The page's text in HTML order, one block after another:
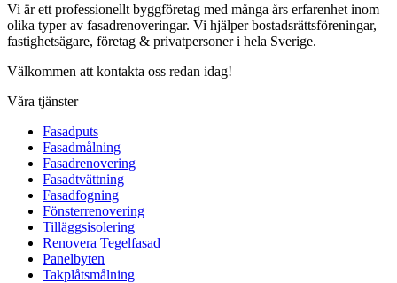
Vi är ett professionellt byggföretag med många års erfarenhet inom
olika typer av fasadrenoveringar. Vi hjälper bostadsrättsföreningar,
fastighetsägare, företag & privatpersoner i hela Sverige.
Välkommen att kontakta oss redan idag!
Våra tjänster
Fasadputs
Fasadmålning
Fasadrenovering
Fasadtvättning
Fasadfogning
Fönsterrenovering
Tilläggsisolering
Renovera Tegelfasad
Panelbyten
Takplåtsmålning